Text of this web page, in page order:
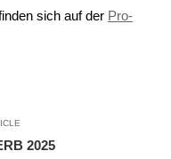
sich auf der Pro­
2025